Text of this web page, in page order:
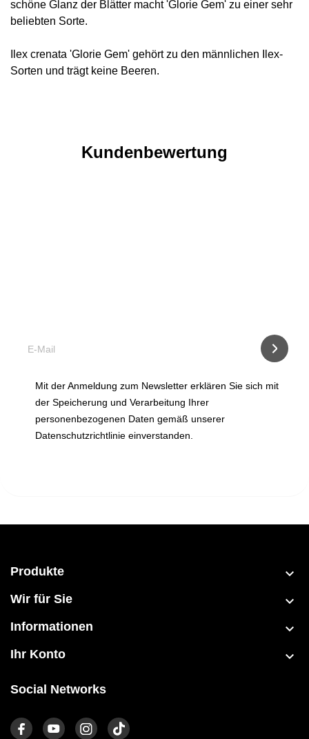
schöne Glanz der Blätter macht 'Glorie Gem' zu einer sehr
beliebten Sorte.
Ilex crenata 'Glorie Gem' gehört zu den männlichen Ilex-
Sorten und trägt keine Beeren.
Kundenbewertung
Mit der Anmeldung zum Newsletter erklären Sie sich mit
der Speicherung und Verarbeitung Ihrer
personenbezogenen Daten gemäß unserer
Datenschutzrichtlinie einverstanden.
Produkte 
Wir für Sie 
Informationen 
Ihr Konto 
Social Networks